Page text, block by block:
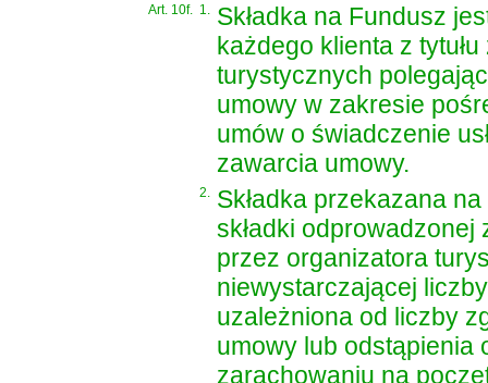
Art. 10f. 1.
Składka na Fundusz
każdego klienta z
turystycznych
umowy w zakresie
umów o świadczenie
zawarcia umowy.
2.
Składka przekazana
składki odprowadzonej
przez organizatora
niewystarczającej
uzależniona od liczby
umowy lub odstąpienia
zarachowaniu na